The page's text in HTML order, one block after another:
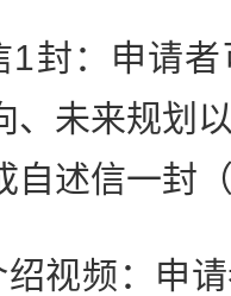
：申请者
、未来规划
自述信一封
频：申请